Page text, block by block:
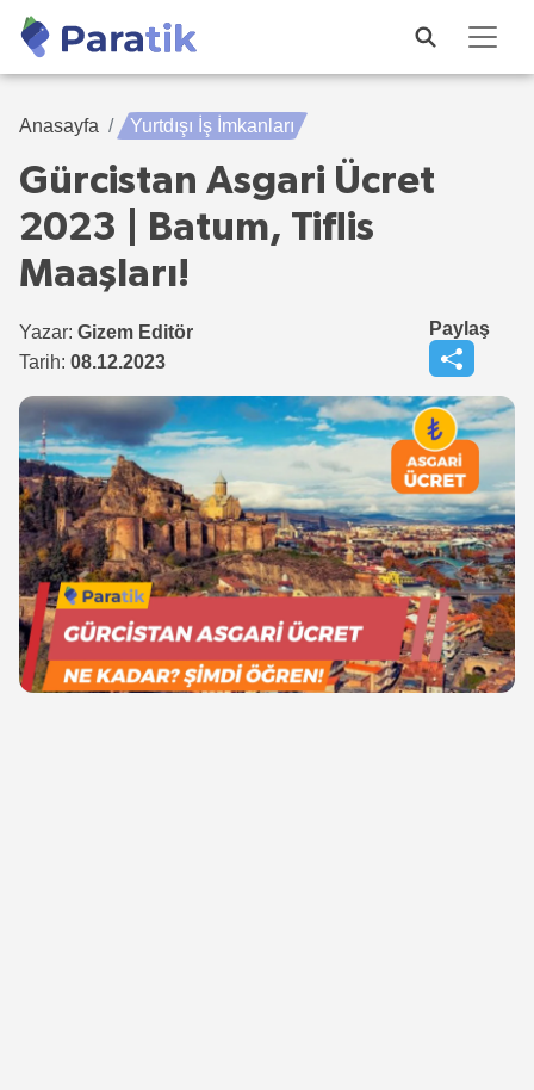
Anasayfa Yurtdışı İş İmkanları
Gürcistan Asgari Ücret
2023 | Batum, Tiflis
Maaşları!
Yazar: Gizem Editör
Tarih: 08.12.2023
Paylaş